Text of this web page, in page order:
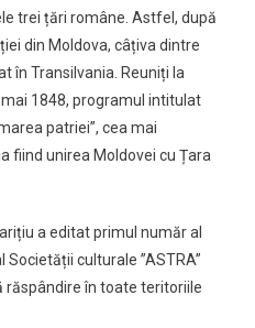
trei țări române. Astfel, după
din Moldova, câțiva dintre
în Transilvania. Reuniți la
1848, programul intitulat
patriei”, cea mai
fiind unirea Moldovei cu Țara
a editat primul număr al
culturale ”ASTRA”
răspândire în toate teritoriile